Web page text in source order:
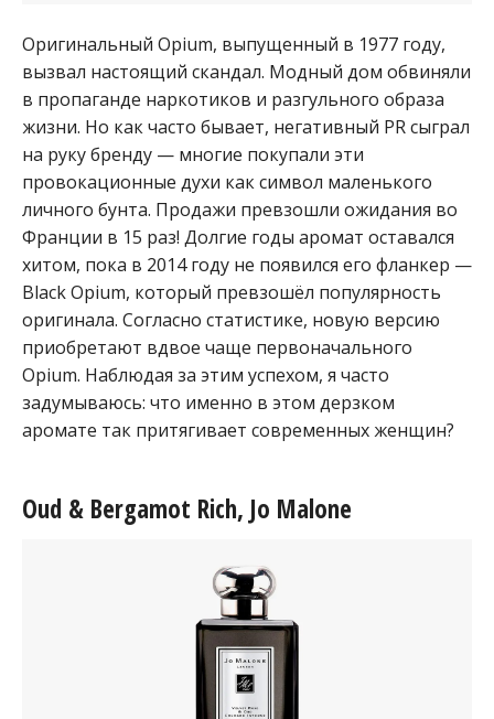
Оригинальный Opium, выпущенный в 1977 году,
вызвал настоящий скандал. Модный дом обвиняли
в пропаганде наркотиков и разгульного образа
жизни. Но как часто бывает, негативный PR сыграл
на руку бренду — многие покупали эти
провокационные духи как символ маленького
личного бунта. Продажи превзошли ожидания во
Франции в 15 раз! Долгие годы аромат оставался
хитом, пока в 2014 году не появился его фланкер —
Black Opium, который превзошёл популярность
оригинала. Согласно статистике, новую версию
приобретают вдвое чаще первоначального
Opium. Наблюдая за этим успехом, я часто
задумываюсь: что именно в этом дерзком
аромате так притягивает современных женщин?
Oud & Bergamot Rich, Jo Malone